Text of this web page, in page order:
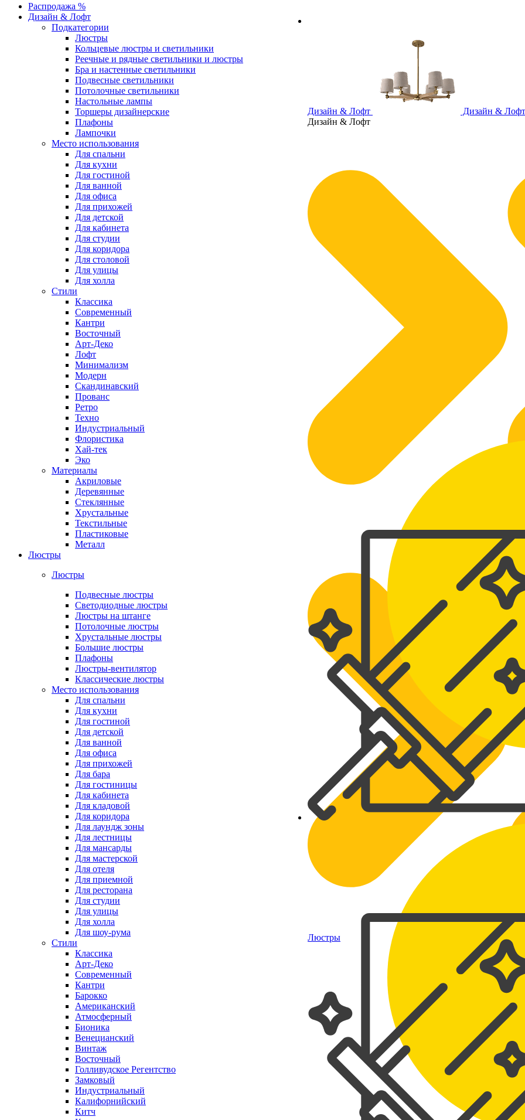
Дизайн & Лофт
Дизайн & Лофт
Дизайн & Лофт
Люстры
Распродажа %
Дизайн & Лофт
Подкатегории
Люстры
Кольцевые люстры и светильники
Реечные и рядные светильники и люстры
Бра и настенные светильники
Подвесные светильники
Потолочные светильники
Настольные лампы
Торшеры дизайнерские
Плафоны
Лампочки
Место использования
Для спальни
Для кухни
Для гостиной
Для ванной
Для офиса
Для прихожей
Для детской
Для кабинета
Для студии
Для коридора
Для столовой
Для улицы
Для холла
Стили
Классика
Современный
Кантри
Восточный
Арт-Деко
Лофт
Минимализм
Модерн
Скандинавский
Прованс
Ретро
Техно
Индустриальный
Флористика
Хай-тек
Эко
Материалы
Акриловые
Деревянные
Стеклянные
Хрустальные
Текстильные
Пластиковые
Металл
Люстры
Люстры
Подвесные люстры
Светодиодные люстры
Люстры на штанге
Потолочные люстры
Хрустальные люстры
Большие люстры
Плафоны
Люстры-вентилятор
Классические люстры
Место использования
Для спальни
Для кухни
Для гостиной
Для детской
Для ванной
Для офиса
Для прихожей
Для бара
Для гостиницы
Для кабинета
Для кладовой
Для коридора
Для лаундж зоны
Для лестницы
Для мансарды
Для мастерской
Для отеля
Для приемной
Для ресторана
Для студии
Для улицы
Для холла
Для шоу-рума
Стили
Классика
Арт-Деко
Современный
Кантри
Барокко
Американский
Атмосферный
Бионика
Венецианский
Винтаж
Восточный
Голливудское Регентство
Замковый
Индустриальный
Калифорнийский
Китч